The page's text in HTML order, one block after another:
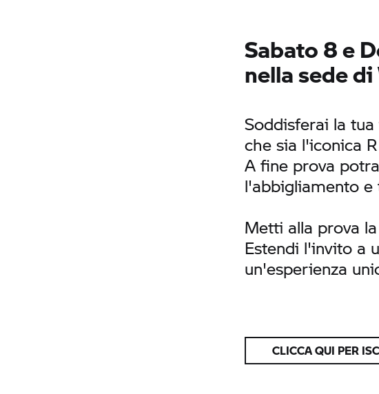
Sabato 8 e
nella sede
Soddisferai la
che sia l'iconica
A fine prova
l'abbigliamento
Metti alla prova
Estendi l'invito a
un'esperienza
CLICCA QUI PER